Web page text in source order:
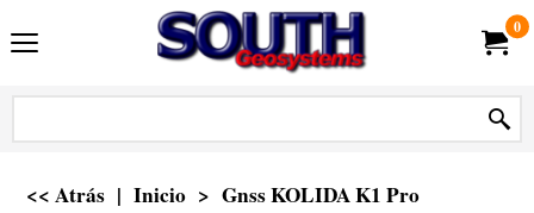
0
<< Atrás | Inicio > Gnss KOLIDA K1 Pro